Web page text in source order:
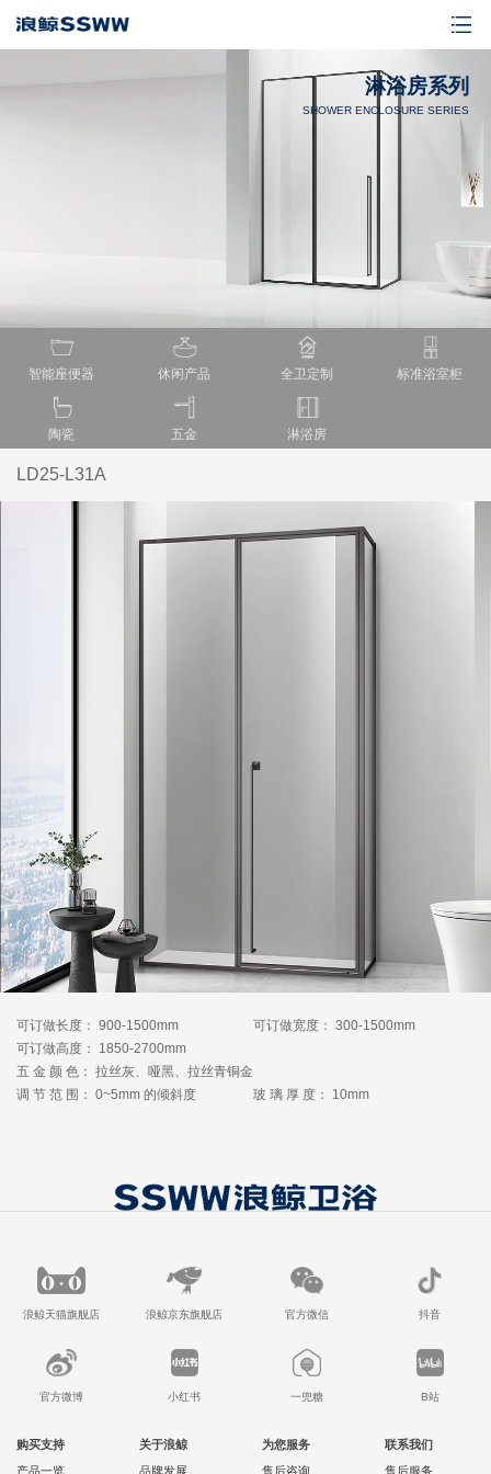
淋浴房系列
SHOWER ENCLOSURE SERIES
智能座便器 休闲产品 全卫定制 标准浴室柜
陶瓷 五金 淋浴房
LD25-L31A
可订做长度： 900-1500mm
可订做宽度： 300-1500mm
可订做高度： 1850-2700mm
五 金 颜 色： 拉丝灰、哑黑、拉丝青铜金
调 节 范 围： 0~5mm 的倾斜度
玻 璃 厚 度： 10mm
浪鲸天猫旗舰店 浪鲸京东旗舰店 官方微信 抖音
官方微博 小红书 一兜糖 B站
购买支持
产品一览
关于浪鲸
品牌发展
为您服务
售后咨询
联系我们
售后服务